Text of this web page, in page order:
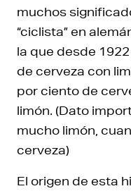
muchos
“ciclista” en
la que desde
de cerveza con
por ciento de
limón. (Dato
mucho limón,
cerveza)
El origen de esta